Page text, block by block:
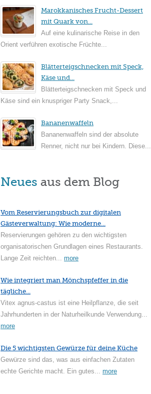
Marokkanisches Frucht-Dessert
mit Quark von...
Auf eine kulinarische Reise in den
Orient verführen exotische Früchte...
Blätterteigschnecken mit Speck,
Käse und...
Blätterteigschnecken mit Speck und
Käse sind ein knuspriger Party Snack,...
Bananenwaffeln
Bananenwaffeln sind der absolute
Renner, nicht nur bei Kindern. Diese...
Neues aus dem Blog
Vom Reservierungsbuch zur digitalen
Gästeverwaltung: Wie moderne...
Reservierungen gehören zu den wichtigsten
organisatorischen Grundlagen eines Restaurants.
Lange Zeit reichten... more
Wie integriert man Mönchspfeffer in die
tägliche...
Vitex agnus-castus ist eine Heilpflanze, die seit
Jahrhunderten in der Naturheilkunde Verwendung...
more
Die 5 wichtigsten Gewürze für deine Küche
Gewürze sind das, was aus einfachen Zutaten
echte Gerichte macht. Ein gutes... more